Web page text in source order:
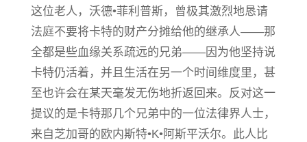
这位老人，沃德•菲利普斯，曾极其激烈地恳请
法庭不要将卡特的财产分摊给他的继承人——那
全都是些血缘关系疏远的兄弟——因为他坚持说
卡特仍活着，并且生活在另一个时间维度里，甚
至也许会在某天毫发无伤地折返回来。反对这一
提议的是卡特那几个兄弟中的一位法律界人士，
来自芝加哥的欧内斯特•K•阿斯平沃尔。此人比